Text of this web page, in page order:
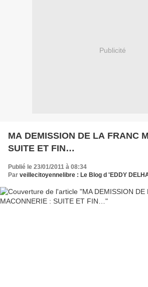
Publicité
MA DEMISSION DE LA FRANC
SUITE ET FIN…
Publié le 23/01/2011 à 08:34
Par veillecitoyennelibre : Le Blog d 'EDDY